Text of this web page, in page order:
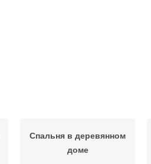
Спальня в деревянном
доме